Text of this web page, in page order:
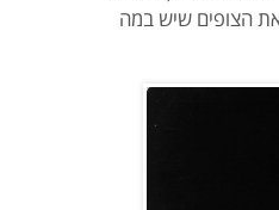
הצופים שיש במה